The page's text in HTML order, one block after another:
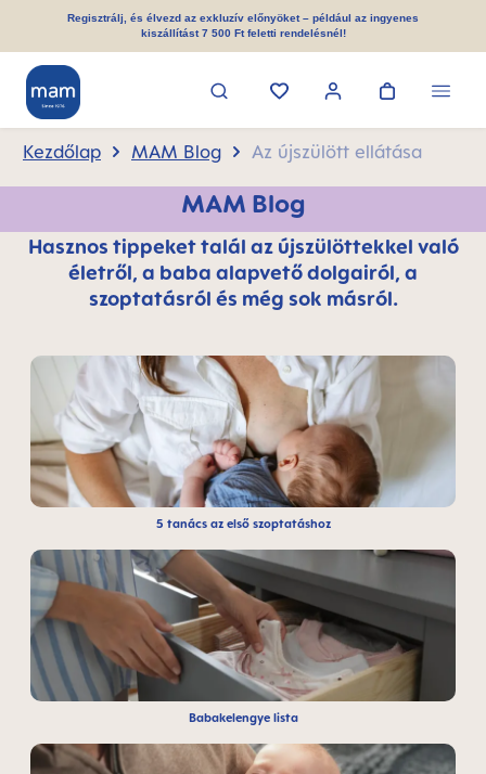
Regisztrálj, és élvezd az exkluzív előnyöket – például az ingyenes
kiszállítást 7 500 Ft feletti rendelésnél!
Kezdőlap MAM Blog Az újszülött ellátása
MAM Blog
Hasznos tippeket talál az újszülöttekkel való
életről, a baba alapvető dolgairól, a
szoptatásról és még sok másról.
5 tanács az első szoptatáshoz
Babakelengye lista